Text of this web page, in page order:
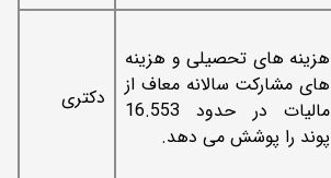
هزینه های تحصیلی و هزینه
های مشارکت سالانه معاف از
مالیات در حدود 16.553
پوند را پوشش می دهد.
دکتری